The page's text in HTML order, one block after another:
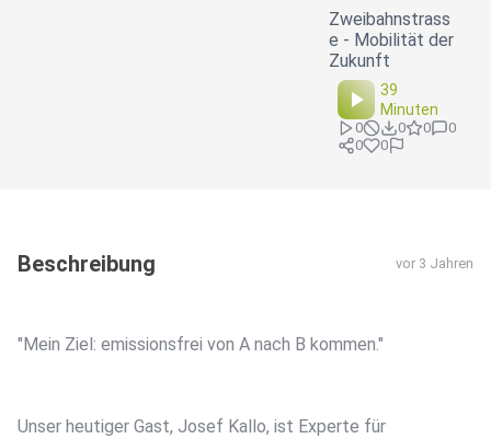
Zweibahnstrass
e - Mobilität der
Zukunft
39
Minuten
0 0 0
0
0
0
Beschreibung vor 3 Jahren
"Mein Ziel: emissionsfrei von A nach B kommen."
Unser heutiger Gast, Josef Kallo, ist Experte für